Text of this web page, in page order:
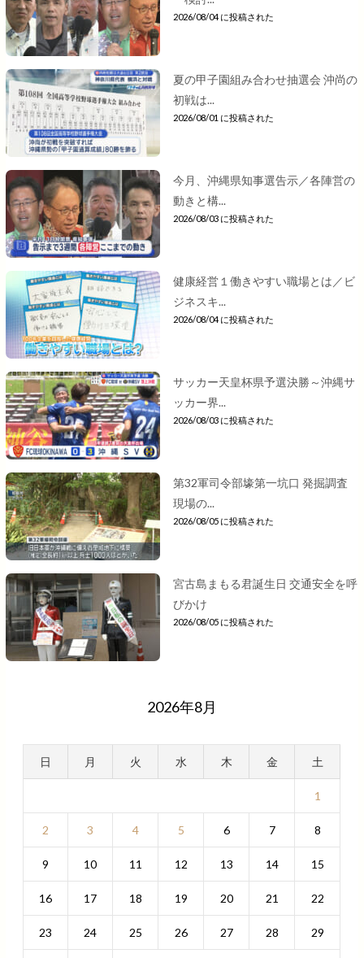
2026/08/04 に投稿された
夏の甲子園組み合わせ抽選会 沖尚の
初戦は...
2026/08/01 に投稿された
今月、沖縄県知事選告示／各陣営の
動きと構...
2026/08/03 に投稿された
健康経営１働きやすい職場とは／ビ
ジネスキ...
2026/08/04 に投稿された
サッカー天皇杯県予選決勝～沖縄サ
ッカー界...
2026/08/03 に投稿された
第32軍司令部壕第一坑口 発掘調査
現場の...
2026/08/05 に投稿された
宮古島まもる君誕生日 交通安全を呼
びかけ
2026/08/05 に投稿された
2026年8月
日 月 火 水 木 金 土
1
2 3 4 5 6 7 8
9 10 11 12 13 14 15
16 17 18 19 20 21 22
23 24 25 26 27 28 29